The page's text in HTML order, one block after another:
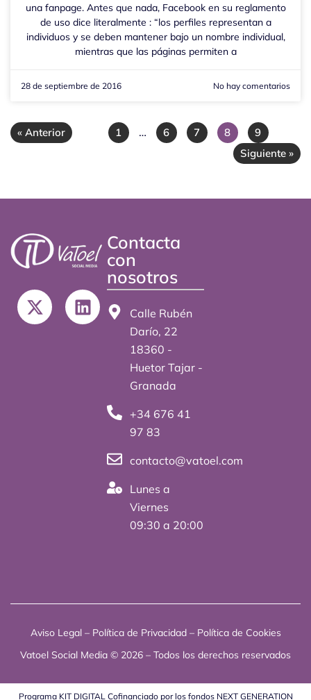
una fanpage. Antes que nada, Facebook en su reglamento
de uso dice literalmente : “los perfiles representan a
individuos y se deben mantener bajo un nombre individual,
mientras que las páginas permiten a
28 de septiembre de 2016 No hay comentarios
« Anterior 1 … 6 7 8
9
Siguiente »
X
-
L
i
Contacta
con
nosotros
Calle Rubén
Darío, 22
18360 -
Huetor Tajar -
Granada
+34 676 41
97 83
contacto@vatoel.com
Lunes a
Viernes
09:30 a 20:00
Aviso Legal– Política de Privacidad– Política de Cookies
Vatoel Social Media © 2026 – Todos los derechos reservados
Programa KIT DIGITAL Cofinanciado por los fondos NEXT GENERATION